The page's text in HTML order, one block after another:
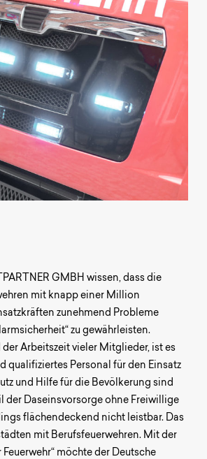
GMBH wissen, dass die
mit knapp einer Million
zunehmend Probleme
zu gewährleisten.
der Arbeitszeit vieler Mitglieder, ist es
qualifiziertes Personal für den Einsatz
und Hilfe für die Bevölkerung sind
der Daseinsvorsorge ohne Freiwillige
flächendeckend nicht leistbar. Das
mit Berufsfeuerwehren. Mit der
möchte der Deutsche